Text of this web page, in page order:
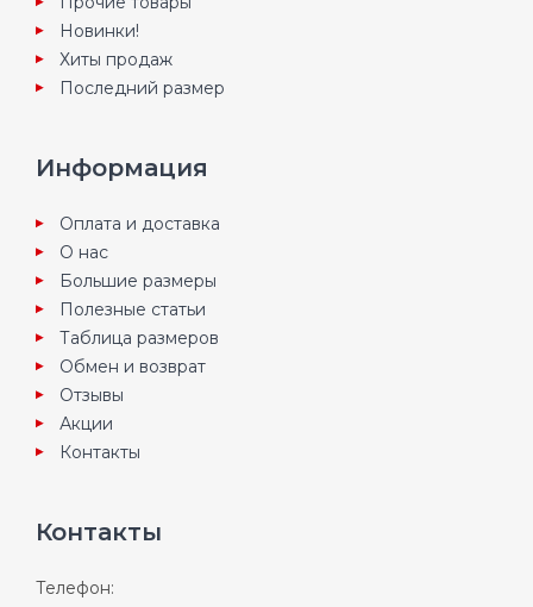
Новинки!
Хиты продаж
Последний размер
Информация
Оплата и доставка
О нас
Большие размеры
Полезные статьи
Таблица размеров
Обмен и возврат
Отзывы
Акции
Контакты
Контакты
Телефон: